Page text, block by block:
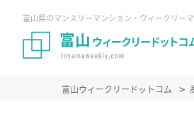
富山県のマンスリーマンション・ウィークリー
富山ウィークリードットコム